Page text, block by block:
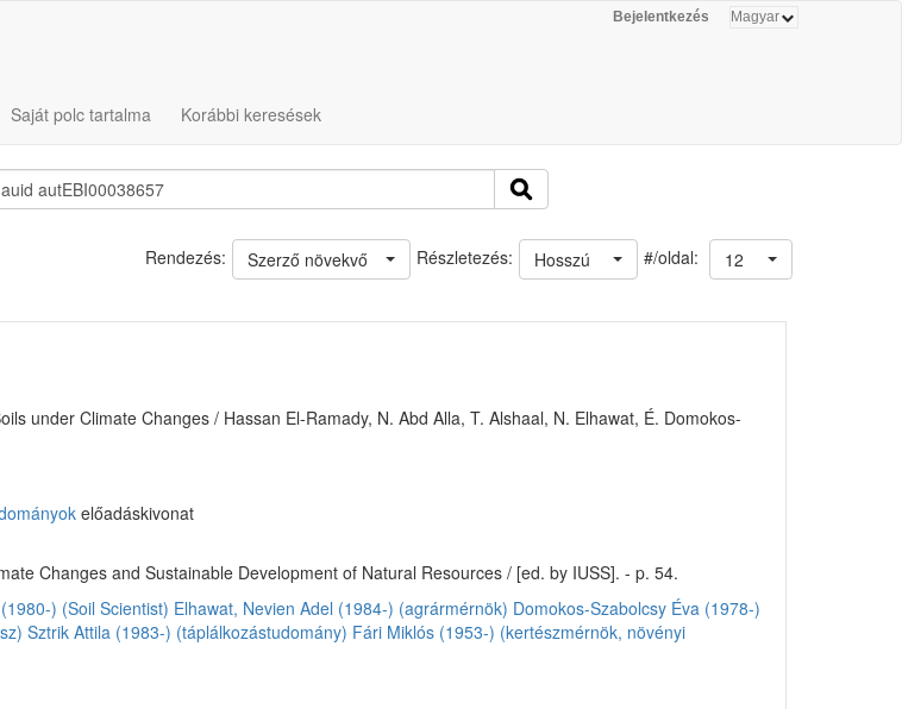
Bejelentkezés
Saját polc tartalma Korábbi keresések
#/oldal: 12
Hosszú
Részletezés:
Rendezés: Szerző növekvő
under Climate Changes / Hassan El-Ramady, N. Abd Alla, T. Alshaal, N. Elhawat, É. Domokos-
előadáskivonat
Changes and Sustainable Development of Natural Resources / [ed. by IUSS]. - p. 54.
) (Soil Scientist) Elhawat, Nevien Adel (1984-) (agrármérnök) Domokos-Szabolcsy Éva (1978-)
Sztrik Attila (1983-) (táplálkozástudomány) Fári Miklós (1953-) (kertészmérnök, növényi